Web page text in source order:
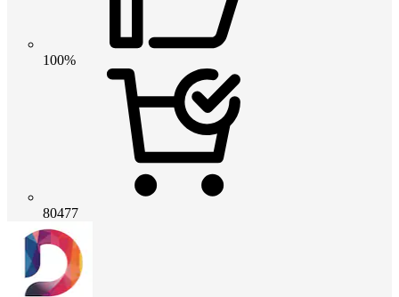
100%
80477